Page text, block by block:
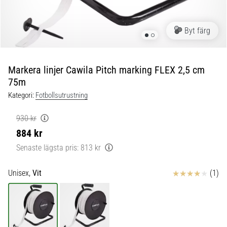
Nike,
adidas
och
Var
en
del
match,
mål
och…
9. 6. 2025
•
3 min. läsning
Nike
Byt färg
Markera linjer Cawila Pitch marking FLEX 2,5 cm
75m
Kategori: Fotbollsutrustning
930 kr
884 kr
Senaste lägsta pris: 813 kr
Unisex, Vit Recensioner (1)